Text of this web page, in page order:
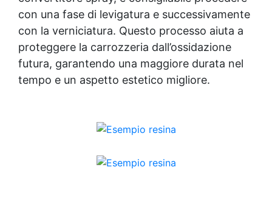
con una fase di levigatura e successivamente
con la verniciatura. Questo processo aiuta a
proteggere la carrozzeria dall’ossidazione
futura, garantendo una maggiore durata nel
tempo e un aspetto estetico migliore.